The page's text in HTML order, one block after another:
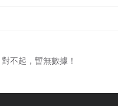
對不起，暫無數據！